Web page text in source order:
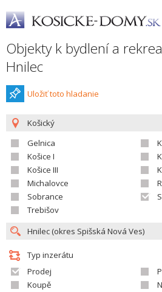
Objekty k bydlení a
Hnilec
Uložiť toto hladanie
Košický
Gelnica
Košice I
Košice III
Michalovce
Sobrance
Trebišov
Typ inzerátu
Prodej
Koupě